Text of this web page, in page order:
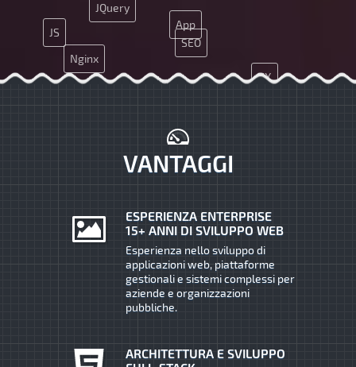
JQuery
JS
Nginx
SEO
UX
App
VANTAGGI
ESPERIENZA ENTERPRISE
15+ ANNI DI SVILUPPO WEB
Esperienza nello sviluppo di
applicazioni web, piattaforme
gestionali e sistemi complessi per
aziende e organizzazioni
pubbliche.
ARCHITETTURA E SVILUPPO